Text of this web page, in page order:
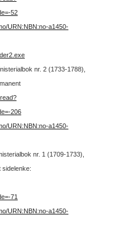
52
URN:NBN:no-a1450-
nr. 2 (1733-1788),
206
URN:NBN:no-a1450-
nr. 1 (1709-1733),
sidelenke:
71
URN:NBN:no-a1450-